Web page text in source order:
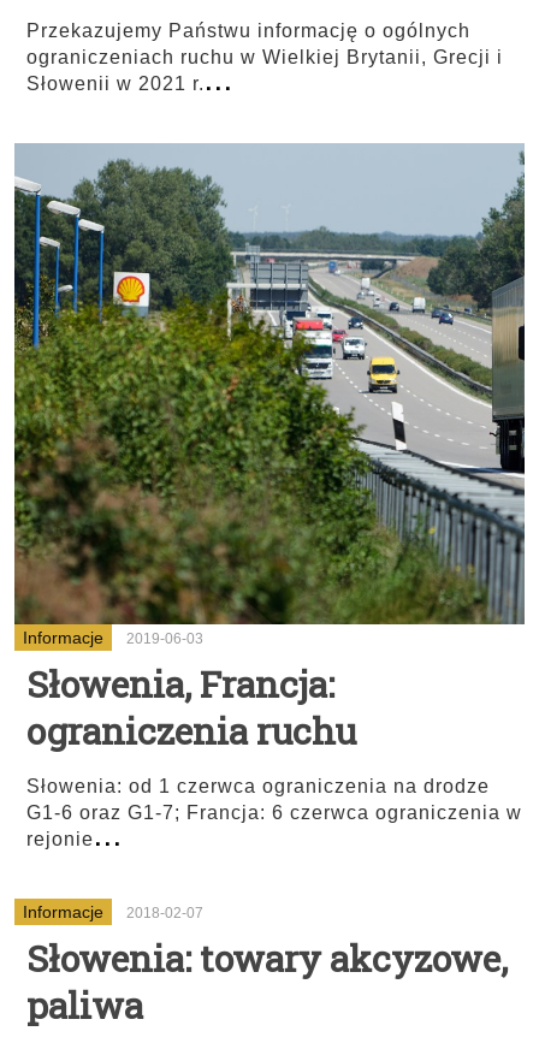
Przekazujemy Państwu informację o ogólnych
ograniczeniach ruchu w Wielkiej Brytanii, Grecji i
Słowenii w 2021 r....
Informacje 2019-06-03
Słowenia, Francja:
ograniczenia ruchu
Słowenia: od 1 czerwca ograniczenia na drodze
G1-6 oraz G1-7; Francja: 6 czerwca ograniczenia w
rejonie...
Informacje 2018-02-07
Słowenia: towary akcyzowe,
paliwa